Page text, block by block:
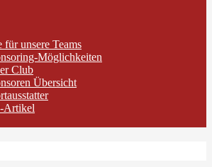
für unsere Teams
Möglichkeiten
Club
Übersicht
Artikel